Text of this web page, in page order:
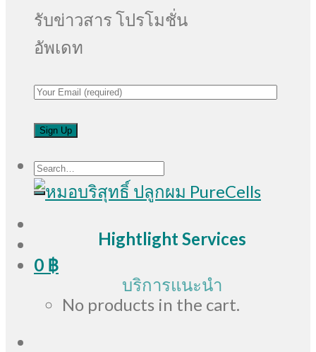
รับข่าวสาร โปรโมชั่น
อัพเดท
Search
for:
0 ฿
No products in the cart.
Hightlight Services
บริการแนะนำ